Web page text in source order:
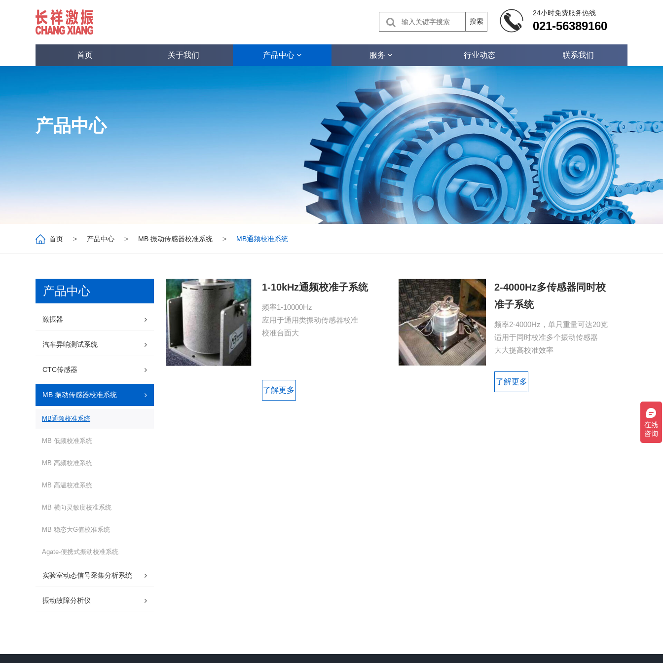
24小时免费服务热线
021-56389160
首页 关于我们 产品中心 服务 行业动态 联系我们
搜索
产品中心
首页 > 产品中心 > MB 振动传感器校准系统 > MB通频校准系统
产品中心
激振器
汽车异响测试系统
CTC传感器
MB 振动传感器校准系统
MB通频校准系统
MB 低频校准系统
MB 高频校准系统
MB 高温校准系统
MB 横向灵敏度校准系统
MB 稳态大G值校准系统
Agate-便携式振动校准系统
实验室动态信号采集分析系统
振动故障分析仪
1-10kHz通频校准子系统
频率1-10000Hz
应用于通用类振动传感器校准
校准台面大
了解更多
2-4000Hz多传感器同时校
准子系统
频率2-4000Hz，单只重量可达20克
适用于同时校准多个振动传感器
大大提高校准效率
了解更多